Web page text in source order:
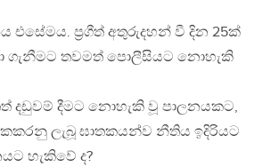
එසේමය. ප්‍රගීත් අතුරුදහන් වී දින 25ක්
ගැනීමට තවමත් පොලීසියට නොහැකි
දඩුවම් දීමට නොහැකි වූ පාලනයකට,
ලැබූ ඝාතකයන්ව නීතිය ඉදිරියට
හැකිවේ ද?